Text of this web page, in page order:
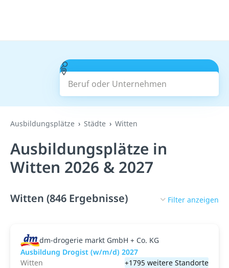
Beruf oder Unternehmen
Suchen
Ausbildungsplätze Städte Witten
Ausbildungsplätze in
Witten 2026 & 2027
Witten (846 Ergebnisse) Filter anzeigen
dm-drogerie markt GmbH + Co. KG
Ausbildung Drogist (w/m/d) 2027
Witten
+1795 weitere Standorte